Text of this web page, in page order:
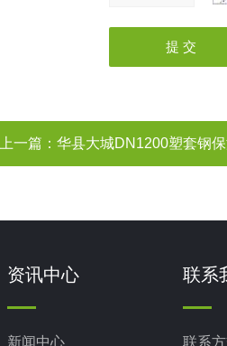
上一篇： 华县大城DN1200塑套钢保温管 聚氨酯
资讯中心
新闻中心
联系
联系